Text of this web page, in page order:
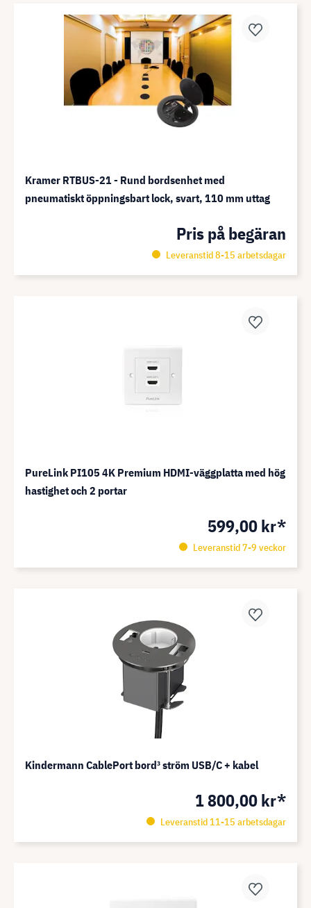
Kramer RTBUS-21 - Rund bordsenhet med
pneumatiskt öppningsbart lock, svart, 110 mm uttag
Pris på begäran
Leveranstid 8-15 arbetsdagar
PureLink PI105 4K Premium HDMI-väggplatta med hög
hastighet och 2 portar
599,00 kr*
Leveranstid 7-9 veckor
Kindermann CablePort bord³ ström USB/C + kabel
1 800,00 kr*
Leveranstid 11-15 arbetsdagar